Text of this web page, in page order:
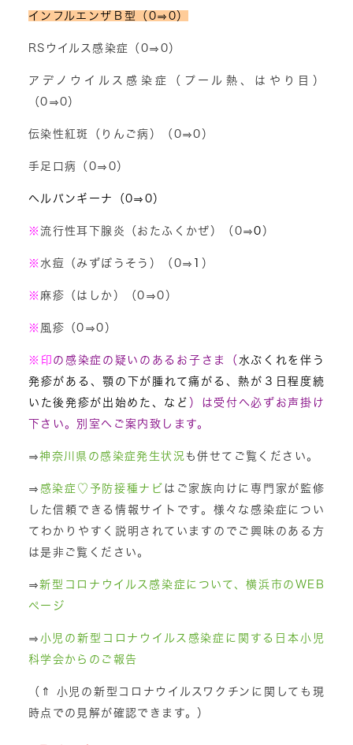
インフルエンザＢ型（0⇒0）
RSウイルス感染症（0⇒0）
アデノウイルス感染症（プール熱、はやり目）
（0⇒0）
伝染性紅斑（りんご病）（0⇒0）
手足口病（0⇒0）
ヘルパンギーナ（0⇒0）
※流行性耳下腺炎（おたふくかぜ）（0⇒0 ）
※ 水痘（みずぼうそう）（0⇒ ）
※ 麻疹（はしか）（0⇒0）
※ 風疹（0⇒0）
※ 印 の感染症の疑いのあるお子さま（ 水ぶくれを伴う
発疹がある、顎の下が腫れて痛がる、熱が３日程度続
いた後発疹が出始めた、など ）は受付へ必ずお声掛け
下さい。別室へご案内致します。
⇒神奈川県の感染症発生状況 も併せてご覧ください。
⇒ 感染症♡予防接種ナビ はご家族向けに専門家が監修
した信頼できる情報サイトです。様々な感染症につい
てわかりやすく説明されていますのでご興味のある方
は是非ご覧ください。
⇒新型コロナウイルス感染症について、横浜市のWEB
ページ
⇒ 小児の新型コロナウイルス感染症に関する日本小児
科学会からのご報告
（⇑ 小児の新型コロナウイルスワクチンに関しても現
時点での見解が確認できます。）